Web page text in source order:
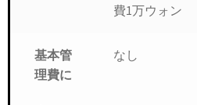
費1万ウォン
基本管
理費に
なし